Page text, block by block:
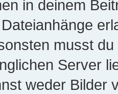
in deinem
musst
Server
weder Bilder